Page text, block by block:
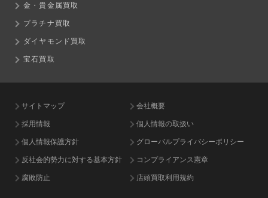
金・貴金属買取
プラチナ買取
ダイヤモンド買取
宝石買取
サイトマップ 会社概要
採用情報 個人情報の取扱い
個人情報保護方針 グローバルプライバシーポリシー
反社会的勢力に対する基本方針 コンプライアンス憲章
腐敗防止 店頭買取利用規約